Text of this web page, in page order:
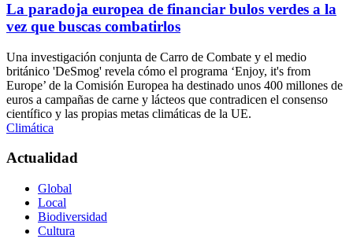
La paradoja europea de financiar bulos verdes a la
vez que buscas combatirlos
Una investigación conjunta de Carro de Combate y el medio
británico 'DeSmog' revela cómo el programa ‘Enjoy, it's from
Europe’ de la Comisión Europea ha destinado unos 400 millones de
euros a campañas de carne y lácteos que contradicen el consenso
científico y las propias metas climáticas de la UE.
Climática
Actualidad
Global
Local
Biodiversidad
Cultura